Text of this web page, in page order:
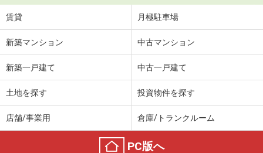
賃貸 月極駐車場
新築マンション 中古マンション
新築一戸建て 中古一戸建て
土地を探す 投資物件を探す
店舗/事業用 倉庫/トランクルーム
PC版へ